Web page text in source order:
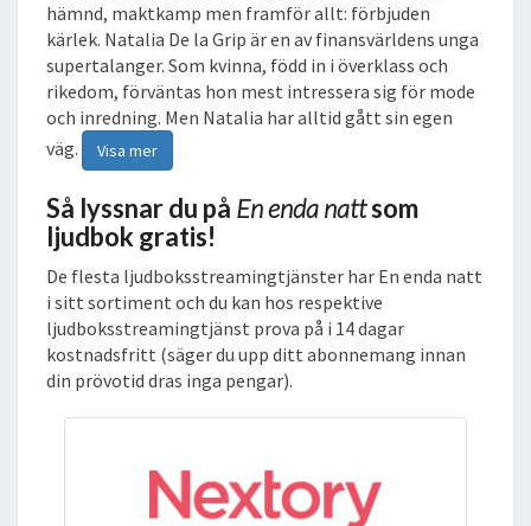
hämnd, maktkamp men framför allt: förbjuden
kärlek. Natalia De la Grip är en av finansvärldens unga
supertalanger. Som kvinna, född in i överklass och
rikedom, förväntas hon mest intressera sig för mode
och inredning. Men Natalia har alltid gått sin egen
väg.
Visa mer
Så lyssnar du på En enda nattsom
ljudbok gratis!
De flesta ljudboksstreamingtjänster har En enda natt
i sitt sortiment och du kan hos respektive
ljudboksstreamingtjänst prova på i 14 dagar
kostnadsfritt (säger du upp ditt abonnemang innan
din prövotid dras inga pengar).